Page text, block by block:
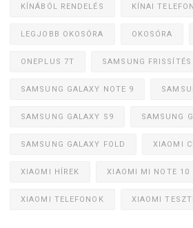
KÍNÁBÓL RENDELÉS KÍNAI
LEGJOBB OKOSÓRA OKOSÓRA
ONEPLUS 7T SAMSUNG FRISSÍTÉS
SAMSUNG GALAXY NOTE 9
SAMSUNG GALAXY S9 SAMSUNG
SAMSUNG GALAXY FOLD XIAOMI
XIAOMI HÍREK XIAOMI MI NOTE 10
XIAOMI TELEFONOK XIAOMI